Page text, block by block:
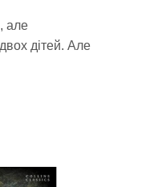
але
дітей. Але